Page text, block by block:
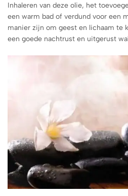
Inhaleren van deze olie, het
een warm bad of verdund voor een
manier zijn om geest en lichaam te
een goede nachtrust en uitgerust